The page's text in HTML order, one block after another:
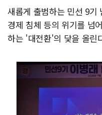
새롭게 출범하는 민선 9기
경제 침체 등의 위기를 넘
하는 '대전환'의 닻을 올린